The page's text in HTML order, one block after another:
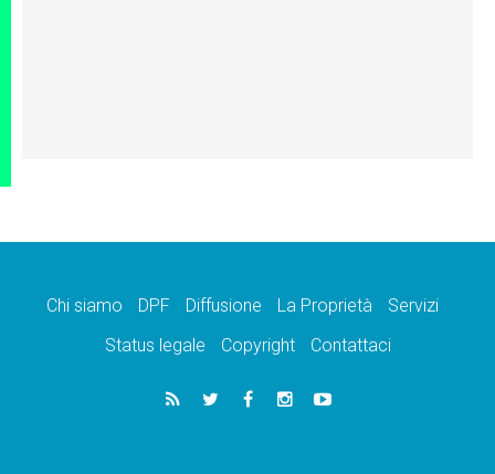
Chi siamo DPF Diffusione La Proprietà
Servizi
Status legale
Copyright Contattaci